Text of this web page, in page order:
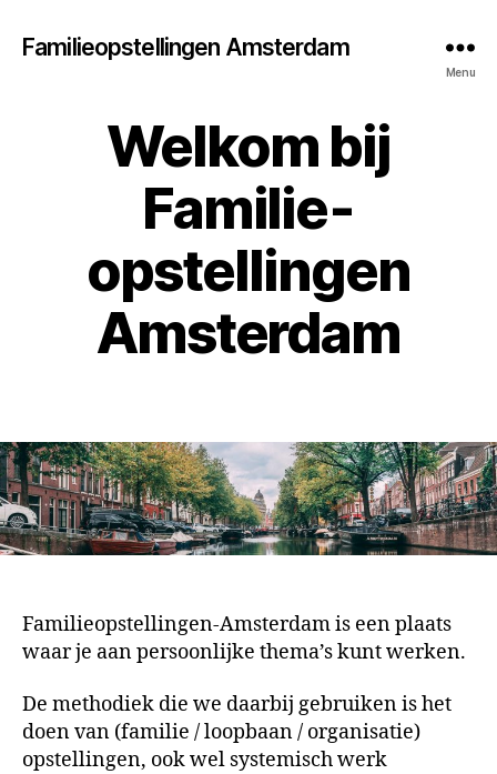
Familieopstellingen Amsterdam
Menu
Welkom bij
Familie­
opstellingen
Amsterdam
Familieopstellingen-Amsterdam is een plaats
waar je aan persoonlijke thema’s kunt werken.
De methodiek die we daarbij gebruiken is het
doen van (familie / loopbaan / organisatie)
opstellingen, ook wel systemisch werk